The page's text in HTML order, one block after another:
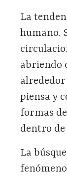
La
humano.
abriendo
alrededor
piensa y
formas
dentro
La